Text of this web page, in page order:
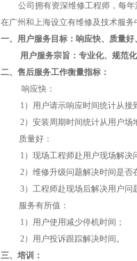
公司拥有资深维修工程师，每
在广州和上海设立有维修及技术服
一、 用户服务目标：响应快、质量好
用户服务宗旨：专业化、规范
二、 售后服务工作衡量指标：
响应快：
1）用户请示响应时间统计从
2）安装周期时间统计从用户
质量好：
1）现场工程师赴用户现场解决
2）维修升级问题解决时间是否
3）工程师赴现场后解决用户问
服务有所值：
1）用户使用减少停机时间；
2）用户投诉跟踪解决时间。
三、 培训：